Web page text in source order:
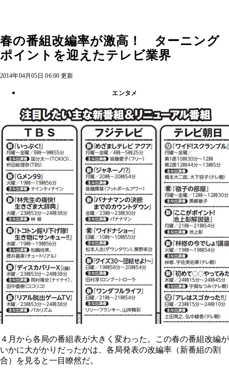
春の番組改編率が激高！ ターニング
ポイントを迎えたテレビ業界
2014年04月05日 06:00 更新
エンタメ
４月から各局の番組表が大きく変わった。この春の番組改編が
いかに大がかりだったかは、各局発表の改編率（新番組の割
合）を見ると一目瞭然だ。